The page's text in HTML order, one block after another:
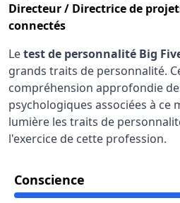
Directeur / Directrice de
connectés
Letest de personnalité Big
grands traits de personnalité.
compréhension approfondie
psychologiques associées à ce
lumière les traits de
l'exercice de cette profession.
Conscience Pour Le